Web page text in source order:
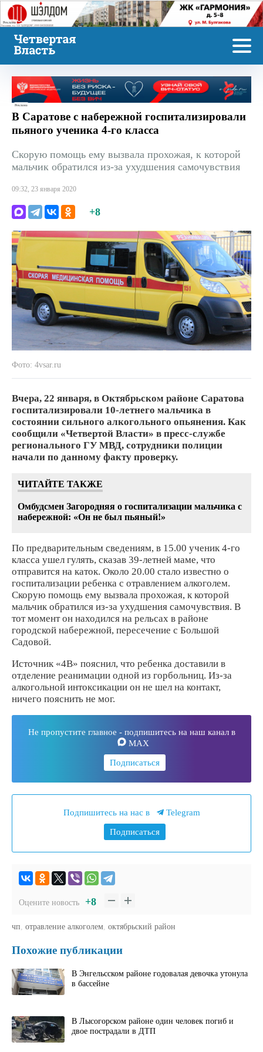
Реклама
Реклама
В Саратове с набережной госпитализировали
пьяного ученика 4-го класса
Скорую помощь ему вызвала прохожая, к которой
мальчик обратился из-за ухудшения самочувствия
09:32, 23 января 2020
+8
Фото: 4vsar.ru
Вчера, 22 января, в Октябрьском районе Саратова
госпитализировали 10-летнего мальчика в
состоянии сильного алкогольного опьянения. Как
сообщили «Четвертой Власти» в пресс-службе
регионального ГУ МВД, сотрудники полиции
начали по данному факту проверку.
ЧИТАЙТЕ ТАКЖЕ
Омбудсмен Загородняя о госпитализации мальчика с
набережной: «Он не был пьяный!»
По предварительным сведениям, в 15.00 ученик 4-го
класса ушел гулять, сказав 39-летней маме, что
отправится на каток. Около 20.00 стало известно о
госпитализации ребенка с отравлением алкоголем.
Скорую помощь ему вызвала прохожая, к которой
мальчик обратился из-за ухудшения самочувствия. В
тот момент он находился на рельсах в районе
городской набережной, пересечение с Большой
Садовой.
Источник «4В» пояснил, что ребенка доставили в
отделение реанимации одной из горбольниц. Из-за
алкогольной интоксикации он не шел на контакт,
ничего пояснить не мог.
Не пропустите главное - подпишитесь на наш канал в
MAX
Подписаться
Подпишитесь на нас в Telegram
Подписаться
Оцените новость +8
чп, отравление алкоголем, октябрьский район
Похожие публикации
В Энгельсском районе годовалая девочка утонула
в бассейне
В Лысогорском районе один человек погиб и
двое пострадали в ДТП